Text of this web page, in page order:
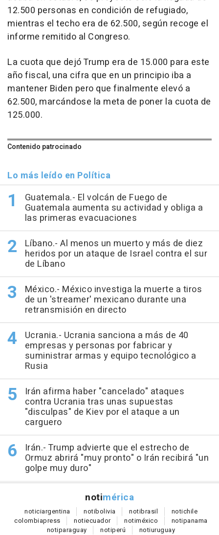
12.500 personas en condición de refugiado,
mientras el techo era de 62.500, según recoge el
informe remitido al Congreso.
La cuota que dejó Trump era de 15.000 para este
año fiscal, una cifra que en un principio iba a
mantener Biden pero que finalmente elevó a
62.500, marcándose la meta de poner la cuota de
125.000.
Contenido patrocinado
Lo más leído en Política
Guatemala.- El volcán de Fuego de
Guatemala aumenta su actividad y obliga a
las primeras evacuaciones
Líbano.- Al menos un muerto y más de diez
heridos por un ataque de Israel contra el sur
de Líbano
México.- México investiga la muerte a tiros
de un 'streamer' mexicano durante una
retransmisión en directo
Ucrania.- Ucrania sanciona a más de 40
empresas y personas por fabricar y
suministrar armas y equipo tecnológico a
Rusia
Irán afirma haber "cancelado" ataques
contra Ucrania tras unas supuestas
"disculpas" de Kiev por el ataque a un
carguero
Irán.- Trump advierte que el estrecho de
Ormuz abrirá "muy pronto" o Irán recibirá "un
golpe muy duro"
notimérica
noticiargentina notibolivia notibrasil notichile
colombiapress notiecuador notiméxico notipanama
notiparaguay notiperú notiuruguay